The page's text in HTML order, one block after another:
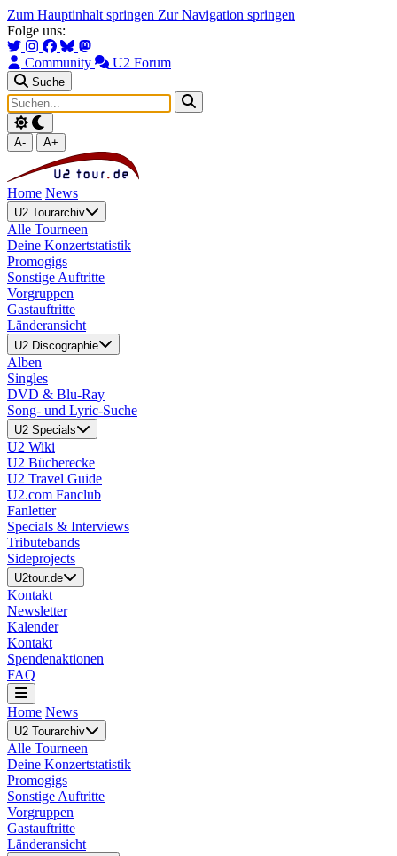
Zum Hauptinhalt springen Zur Navigation springen
Folge uns:
Community U2 Forum
Suche
A- A+
Home News
U2 Tourarchiv
Alle Tourneen
Deine Konzertstatistik
Promogigs
Sonstige Auftritte
Vorgruppen
Gastauftritte
Länderansicht
U2 Discographie
Alben
Singles
DVD & Blu-Ray
Song- und Lyric-Suche
U2 Specials
U2 Wiki
U2 Bücherecke
U2 Travel Guide
U2.com Fanclub
Fanletter
Specials & Interviews
Tributebands
Sideprojects
U2tour.de
Kontakt
Newsletter
Kalender
Kontakt
Spendenaktionen
FAQ
Home News
U2 Tourarchiv
Alle Tourneen
Deine Konzertstatistik
Promogigs
Sonstige Auftritte
Vorgruppen
Gastauftritte
Länderansicht